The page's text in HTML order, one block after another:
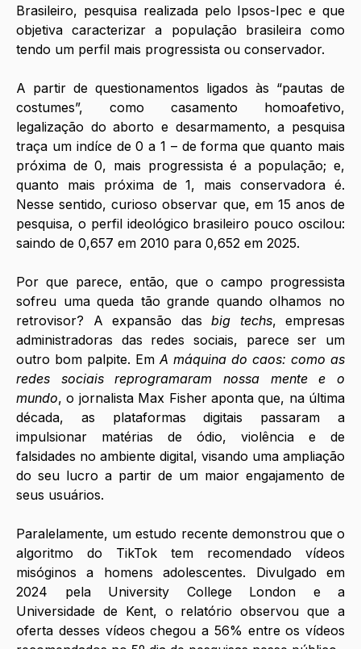
Brasileiro, pesquisa realizada pelo Ipsos-Ipec e que
objetiva caracterizar a população brasileira como
tendo um perfil mais progressista ou conservador.
A partir de questionamentos ligados às “pautas de
costumes”, como casamento homoafetivo,
legalização do aborto e desarmamento, a pesquisa
traça um indíce de 0 a 1 – de forma que quanto mais
próxima de 0, mais progressista é a população; e,
quanto mais próxima de 1, mais conservadora é.
Nesse sentido, curioso observar que, em 15 anos de
pesquisa, o perfil ideológico brasileiro pouco oscilou:
saindo de 0,657 em 2010 para 0,652 em 2025.
Por que parece, então, que o campo progressista
sofreu uma queda tão grande quando olhamos no
retrovisor? A expansão das big techs, empresas
administradoras das redes sociais, parece ser um
outro bom palpite. Em A máquina do caos: como as
redes sociais reprogramaram nossa mente e o
mundo, o jornalista Max Fisher aponta que, na última
década, as plataformas digitais passaram a
impulsionar matérias de ódio, violência e de
falsidades no ambiente digital, visando uma ampliação
do seu lucro a partir de um maior engajamento de
seus usuários.
Paralelamente, um estudo recente demonstrou que o
algoritmo do TikTok tem recomendado vídeos
misóginos a homens adolescentes. Divulgado em
2024 pela University College London e a
Universidade de Kent, o relatório observou que a
oferta desses vídeos chegou a 56% entre os vídeos